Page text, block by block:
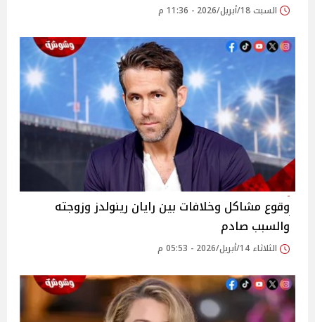
السبت 18/أبريل/2026 - 11:36 م
وقوع مشاكل وخلافات بين رايان رينولدز وزوجته
والسبب صادم
الثلاثاء 14/أبريل/2026 - 05:53 م